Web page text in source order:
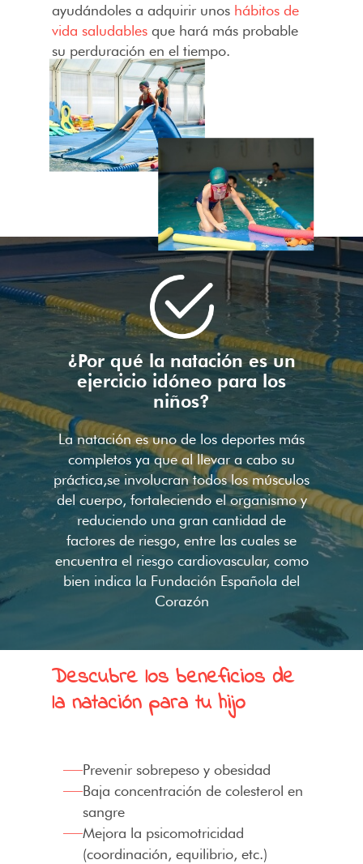
ayudándoles a adquirir unos hábitos de
vida saludables que hará más probable
su perduración en el tiempo.
¿Por qué la natación es un
ejercicio idóneo para los
niños?
La natación es uno de los deportes más
completos ya que al llevar a cabo su
práctica,se involucran todos los músculos
del cuerpo, fortaleciendo el organismo y
reduciendo una gran cantidad de
factores de riesgo, entre las cuales se
encuentra el riesgo cardiovascular, como
bien indica la Fundación Española del
Corazón
Descubre los beneficios de
la natación para tu hijo
Prevenir sobrepeso y obesidad
Baja concentración de colesterol en
sangre
Mejora la psicomotricidad
(coordinación, equilibrio, etc.)